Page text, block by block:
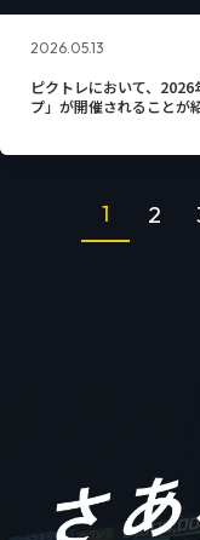
2026.05.13
ピクトレにおいて、
プ」が開催されることが
1 2